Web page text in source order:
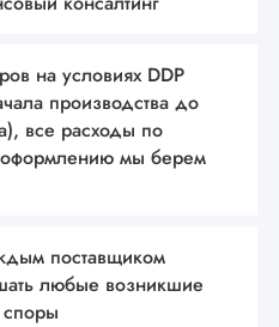
на условиях DDP
производства до
все расходы по
мы берем
поставщиком
любые возникшие